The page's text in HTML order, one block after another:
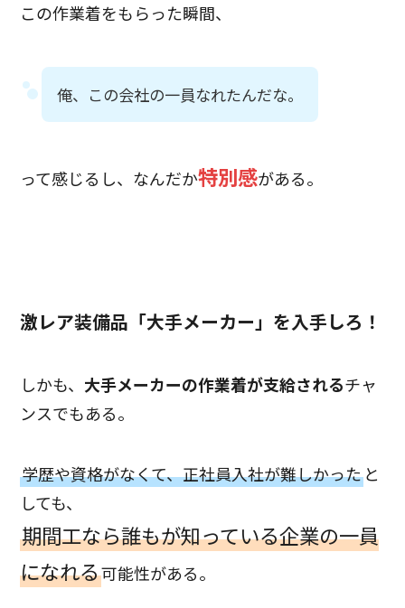
この作業着をもらった瞬間、
俺、この会社の一員なれたんだな。
って感じるし、なんだか特別感がある。
激レア装備品「大手メーカー」を入手しろ！
しかも、 大手メーカーの作業着が支給されるチャ
ンスでもある。
学歴や資格がなくて、正社員入社が難しかったと
しても、
期間工なら誰もが知っている企業の一員
になれる可能性がある。